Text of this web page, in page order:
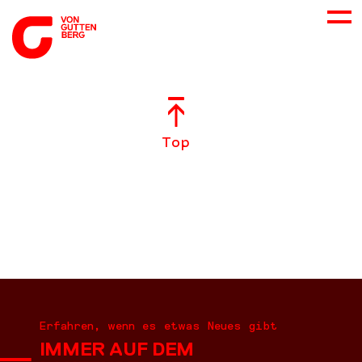
Top
Erfahren, wenn es etwas Neues gibt
IMMER AUF DEM